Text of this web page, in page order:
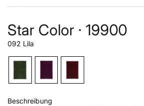
Star Color · 19900
092 Lila
Beschreibung